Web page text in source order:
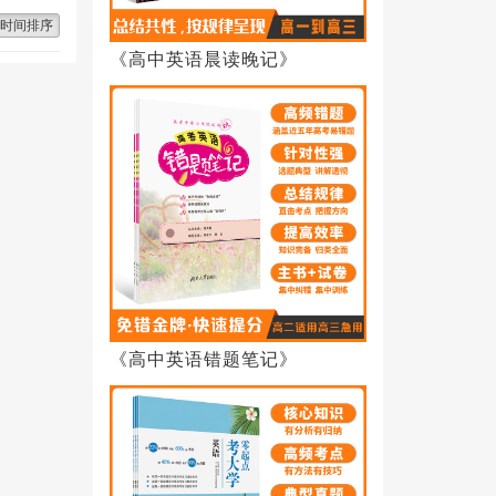
时间排序
《高中英语晨读晚记》
《高中英语错题笔记》